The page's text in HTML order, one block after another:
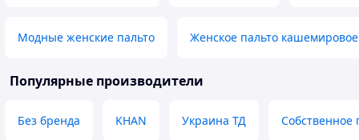
Модные женские пальто Женское пальто
Популярные производители
Без бренда KHAN Украина ТД Собственное